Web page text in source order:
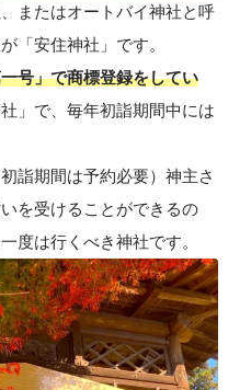
またはオートバイ神社と呼
「安住神社」です。
号」で商標登録をしてい
」で、毎年初詣期間中には
詣期間は予約必要）神主さ
を受けることができるの
度は行くべき神社です。